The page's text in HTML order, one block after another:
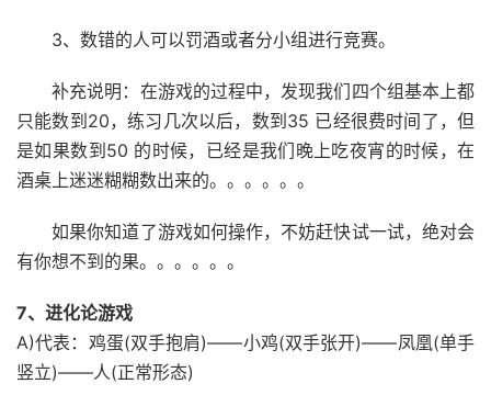
3、数错的人可以罚酒或者分小组进行竞赛。
补充说明：在游戏的过程中，发现我们四个组基本上都
只能数到20，练习几次以后，数到35 已经很费时间了，但
是如果数到50 的时候，已经是我们晚上吃夜宵的时候，在
酒桌上迷迷糊糊数出来的。。。。。。
如果你知道了游戏如何操作，不妨赶快试一试，绝对会
有你想不到的果。。。。。。
7、进化论游戏
A)代表：鸡蛋(双手抱肩)——小鸡(双手张开)——凤凰(单手
竖立)——人(正常形态)